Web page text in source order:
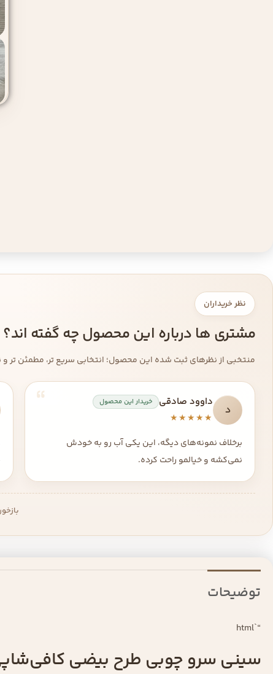
نظر خریداران
مشتری ها درباره این محصول چه گفته اند؟
منتخبی از نظرهای ثبت شده این محصول؛ انتخابی سریع تر، مطمئن تر و
د
داوود صادقی خریدار این محصول
★★★★★
برخلاف نمونه‌های دیگه، این یکی آب رو به خودش
نمی‌کشه و خیالمو راحت کرده.
توضیحات
“`html
سینی سرو چوبی طرح بیضی